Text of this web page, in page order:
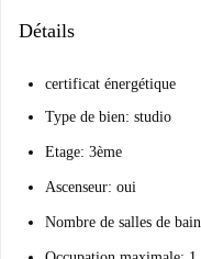
Détails
certificat énergétique
Type de bien: studio
Etage: 3ème
Ascenseur: oui
Nombre de salles de